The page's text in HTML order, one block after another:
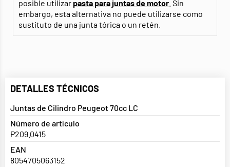
posible utilizarpasta para juntas de motor . Sin
embargo, esta alternativa no puede utilizarse como
sustituto de una junta tórica o un retén.
DETALLES TÉCNICOS
Juntas de Cilindro Peugeot 70cc LC
Número de artículo
P209.0415
EAN
8054705063152